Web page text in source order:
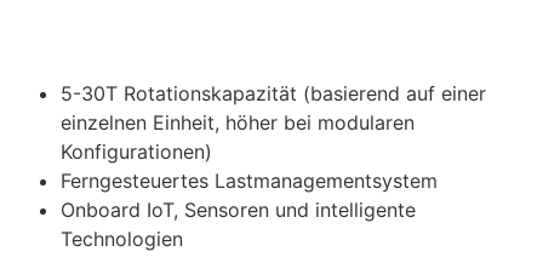
5-30T Rotationskapazität (basierend auf einer
einzelnen Einheit, höher bei modularen
Konfigurationen)
Ferngesteuertes Lastmanagementsystem
Onboard IoT, Sensoren und intelligente
Technologien